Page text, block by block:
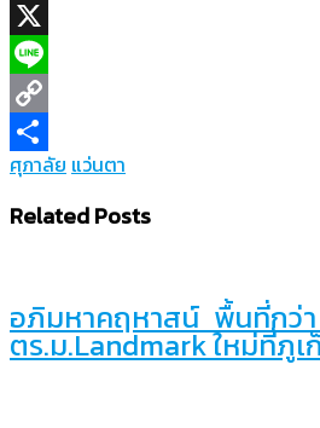
Facebook
X
Line
Copy
Link
Share
ศุภาลัย แว่นตา
Related Posts
อภิมหาคฤหาสน์ พื้นที่กว่
ตร.ม.Landmark ใหม่ที่ภู